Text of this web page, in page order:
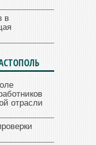
в
отрасли